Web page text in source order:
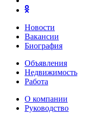
Новости
Вакансии
Биография
Объявления
Недвижимость
Работа
О компании
Руководство